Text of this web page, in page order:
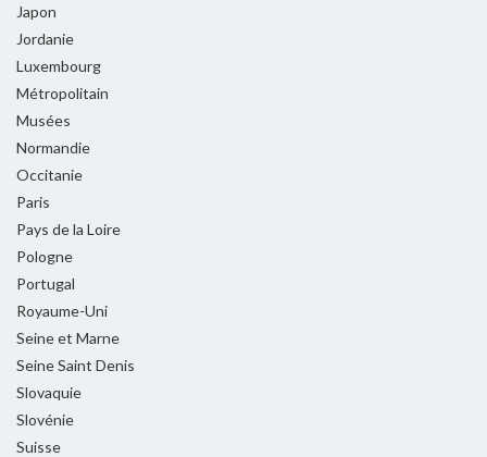
Japon
Jordanie
Luxembourg
Métropolitain
Musées
Normandie
Occitanie
Paris
Pays de la Loire
Pologne
Portugal
Royaume-Uni
Seine et Marne
Seine Saint Denis
Slovaquie
Slovénie
Suisse